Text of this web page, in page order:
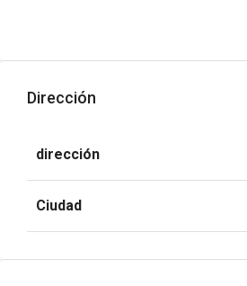
Dirección
dirección
Ciudad